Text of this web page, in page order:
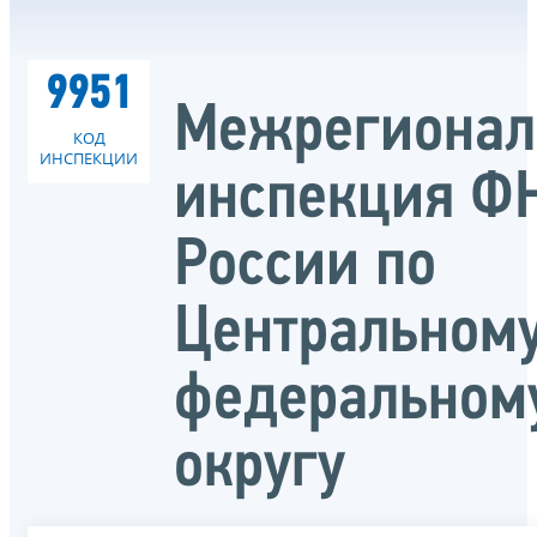
9951
КОД
ИНСПЕКЦИИ
инспекция
России по
округу